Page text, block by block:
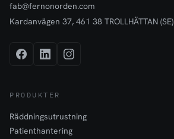
fab@fernonorden.com
Kardanvägen 37, 461 38 TROLLHÄTTAN (SE)
PRODUKTER
Räddningsutrustning
Patienthantering